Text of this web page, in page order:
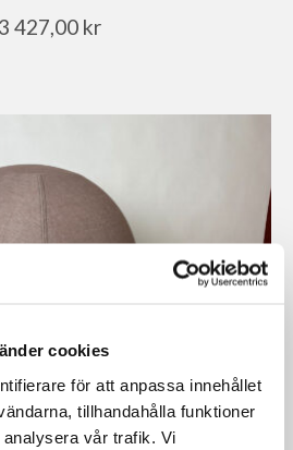
cookies
för att anpassa innehållet
tillhandahålla funktioner
vår trafik. Vi
3 427,00 kr